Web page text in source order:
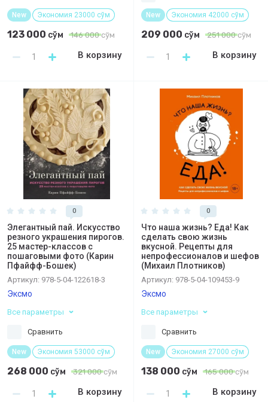
New Экономия 23000 сўм
123 000 сўм 146 000сўм
В корзину
New Экономия 42000 сўм
209 000 сўм 251 000сўм
В корзину
0
Элегантный пай. Искусство
резного украшения пирогов.
25 мастер-классов с
пошаговыми фото (Карин
Пфайфф-Бошек)
Артикул: 978-5-04-122618-3
Эксмо
Все параметры
Сравнить
New Экономия 53000 сўм
268 000 сўм 321 000сўм
В корзину
0
Что наша жизнь? Еда! Как
сделать свою жизнь
вкусной. Рецепты для
непрофессионалов и шефов
(Михаил Плотников)
Артикул: 978-5-04-109453-9
Эксмо
Все параметры
Сравнить
New Экономия 27000 сўм
138 000 сўм 165 000сўм
В корзину